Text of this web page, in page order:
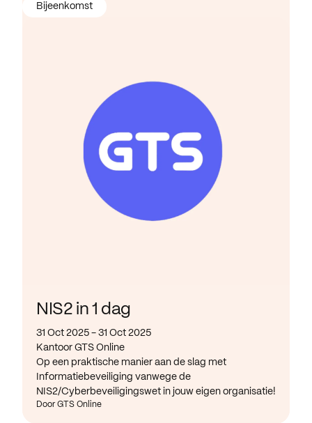
NIS2 in 1 dag
31 Oct 2025 - 31 Oct 2025
Kantoor GTS Online
Op een praktische manier aan de slag met
Informatiebeveiliging vanwege de
NIS2/Cyberbeveiligingswet in jouw eigen organisatie!
Door GTS Online
Bijeenkomst